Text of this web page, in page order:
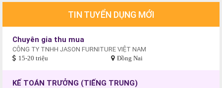
TIN TUYỂN DỤNG MỚI
Chuyên gia thu mua
CÔNG TY TNHH JASON FURNITURE VIỆT NAM
15-20 triệu Đồng Nai
KẾ TOÁN TRƯỞNG (TIẾNG TRUNG)